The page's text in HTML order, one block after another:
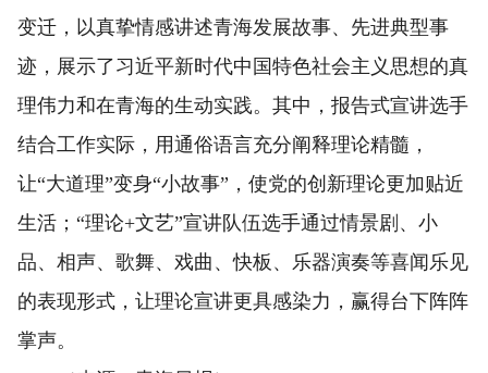
变迁，以真挚情感讲述青海发展故事、先进典型事
迹，展示了习近平新时代中国特色社会主义思想的真
理伟力和在青海的生动实践。其中，报告式宣讲选手
结合工作实际，用通俗语言充分阐释理论精髓，
让“大道理”变身“小故事”，使党的创新理论更加贴近
生活；“理论+文艺”宣讲队伍选手通过情景剧、小
品、相声、歌舞、戏曲、快板、乐器演奏等喜闻乐见
的表现形式，让理论宣讲更具感染力，赢得台下阵阵
掌声。